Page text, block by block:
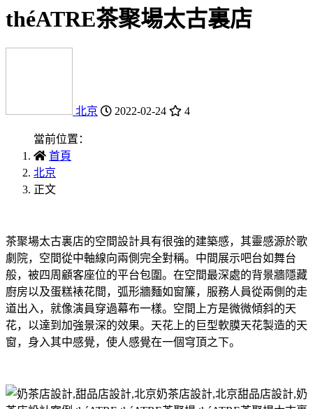
théATRE茶聚場太古裏店
北京 2022-02-24 4
當前位置：
首頁
北京
正文
茶聚場太古裏店的空間設計具有很強的建築感，其靈感源於歌
劇院，空間從中軸線向兩側完全對稱。中間展示吧台如舞台
般，被四周顧客座位的平台包圍。在空間最深處的背景牆隱藏
廚房以及蛋糕裱花間，弧形牆麵如窗簾，服務人員從兩側的走
道出入，就像演員穿過幕布一樣。空間上方是微微傾斜的天
花，以達到加強景深的效果。天花上的巨型軟膜天花製造的天
窗，身入其中感覺，使人感覺在一個穹頂之下。